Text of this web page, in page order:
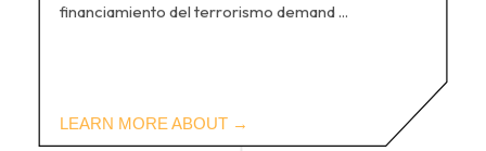
financiamiento del terrorismo demand ...